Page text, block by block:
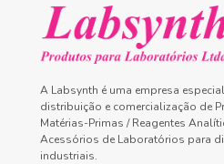
A Labsynth é uma empresa
distribuição e comercialização de
Matérias-Primas / Reagentes
Acessórios de Laboratórios para
industriais.